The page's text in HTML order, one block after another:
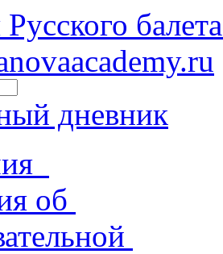
дневник
об